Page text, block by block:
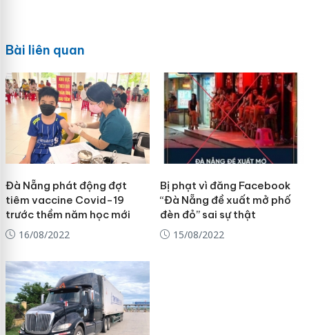
Bài liên quan
Đà Nẵng phát động đợt
tiêm vaccine Covid-19
trước thềm năm học mới
16/08/2022
Bị phạt vì đăng Facebook
“Đà Nẵng đề xuất mở phố
đèn đỏ” sai sự thật
15/08/2022